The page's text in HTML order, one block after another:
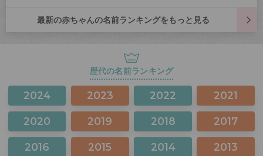
最新の赤ちゃんの名前ランキングをもっと見る
歴代の名前ランキング
2024 2023 2022 2021
2020 2019 2018 2017
2016 2015 2014 2013